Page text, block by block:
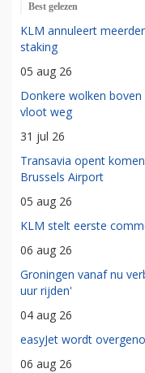
Best gelezen
KLM annuleert
staking
05 aug 26
Donkere wolken
vloot weg
31 jul 26
Transavia opent
Brussels Airport
05 aug 26
KLM stelt eerste
06 aug 26
Groningen vanaf nu
uur rijden'
04 aug 26
easyJet wordt
06 aug 26